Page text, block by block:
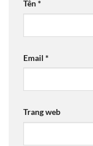
Tên*
Email *
Trang web